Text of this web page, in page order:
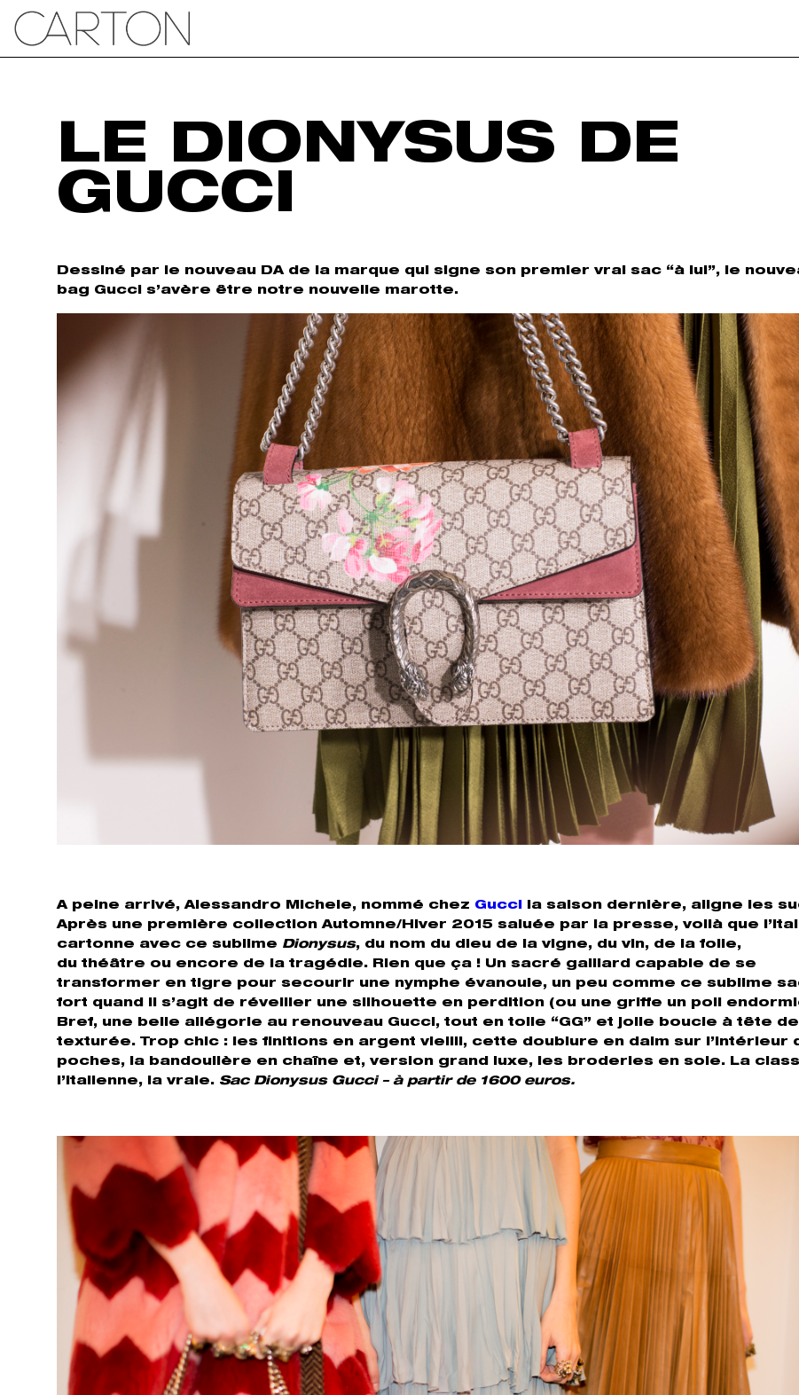
LE DIONYSUS DE
GUCCI
Dessiné par le nouveau DA de la marque qui signe son premier vrai sac “à lui”, le
bag Gucci s’avère être notre nouvelle marotte.
A peine arrivé, Alessandro Michele, nommé chez Gucci la saison dernière, aligne les
Après une première collection Automne/Hiver 2015 saluée par la presse, voilà que
cartonne avec ce sublime Dionysus, du nom du dieu de la vigne, du vin, de la folie,
du théâtre ou encore de la tragédie. Rien que ça ! Un sacré gaillard capable de se
transformer en tigre pour secourir une nymphe évanouie, un peu comme ce sublime
fort quand il s’agit de réveiller une silhouette en perdition (ou une griffe un poil
Bref, une belle allégorie au renouveau Gucci, tout en toile “GG” et jolie boucle à tête
texturée. Trop chic : les finitions en argent vieilli, cette doublure en daim sur l’intérieur
poches, la bandoulière en chaîne et, version grand luxe, les broderies en soie. La
l’italienne, la vraie. Sac Dionysus Gucci – à partir de 1600 euros.